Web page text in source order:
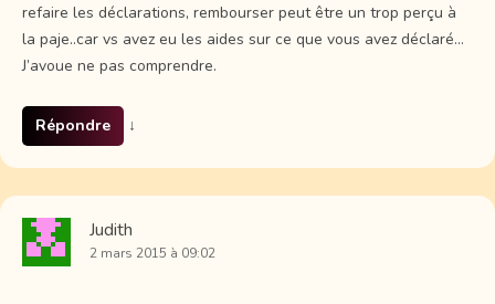
refaire les déclarations, rembourser peut être un trop perçu à
la paje..car vs avez eu les aides sur ce que vous avez déclaré…
J’avoue ne pas comprendre.
Répondre ↓
Judith
2 mars 2015 à 09:02